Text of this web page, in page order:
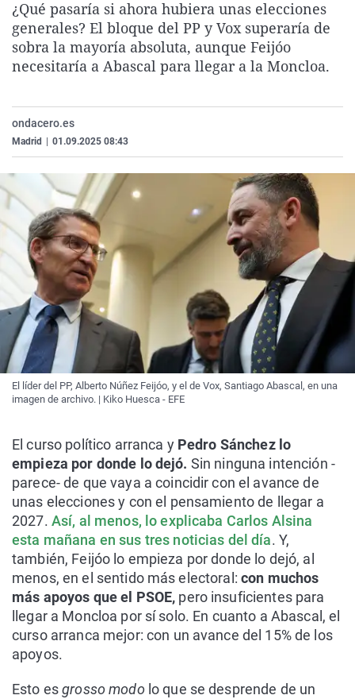
La rosa de los vientos
Gente viajera
Como el perro y el
Caso
Retornados
Equipo de
Extremadura
Galicia
La Rioja
Virales
Televisión
Elecciones
¿Qué pasaría si ahora hubiera unas elecciones
generales? El bloque del PP y Vox superaría de
sobra la mayoría absoluta, aunque Feijóo
necesitaría a Abascal para llegar a la Moncloa.
ondacero.es
Madrid 01.09.2025 08:43
El líder del PP, Alberto Núñez Feijóo, y el de Vox, Santiago Abascal, en una
imagen de archivo. | Kiko Huesca - EFE
El curso político arranca y Pedro Sánchez lo
empieza por donde lo dejó. Sin ninguna intención -
parece- de que vaya a coincidir con el avance de
unas elecciones y con el pensamiento de llegar a
2027. Así, al menos, lo explicaba Carlos Alsina
esta mañana en sus tres noticias del día. Y,
también, Feijóo lo empieza por donde lo dejó, al
menos, en el sentido más electoral:con muchos
más apoyos que el PSOE, pero insuficientes para
llegar a Moncloa por sí solo. En cuanto a Abascal, el
curso arranca mejor: con un avance del 15% de los
apoyos.
Esto esgrosso modo lo que se desprende de un